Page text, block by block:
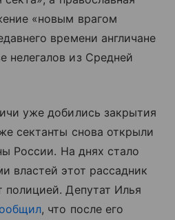
«новым врагом
времени англичане
нелегалов из Средней
уже добились закрытия
сектанты снова открыли
России. На днях стало
властей этот рассадник
полицией. Депутат Илья
, что после его